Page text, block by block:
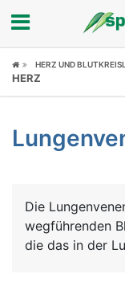
Fokus
Symptome
News
HERZ UND
HERZ
Die
wegführenden
die das in der